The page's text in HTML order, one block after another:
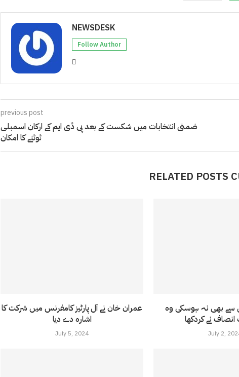
NEWSDESK
Follow Author
previous post
ضمنی انتخابات میں شکست کے بعد پی ڈی ایم کے ارکان اسمبلی
ٹوٹنے کا امکان
RELATED POSTS
عمران خان نے آل پارٹیز کامفرنس میں شرکت کا
اشارہ دے دیا
July 5, 2024
سے بھی نہ ہوسکی وہ
July 2,